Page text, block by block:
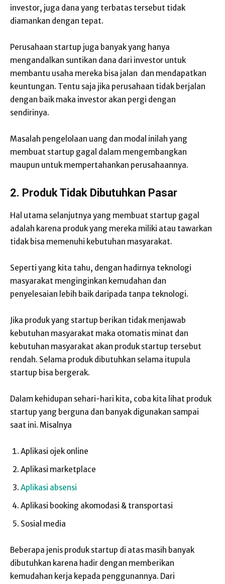
investor, juga dana yang terbatas tersebut tidak
diamankan dengan tepat.
Perusahaan startup juga banyak yang hanya
mengandalkan suntikan dana dari investor untuk
membantu usaha mereka bisa jalan dan mendapatkan
keuntungan. Tentu saja jika perusahaan tidak berjalan
dengan baik maka investor akan pergi dengan
sendirinya.
Masalah pengelolaan uang dan modal inilah yang
membuat startup gagal dalam mengembangkan
maupun untuk mempertahankan perusahaannya.
2. Produk Tidak Dibutuhkan Pasar
Hal utama selanjutnya yang membuat startup gagal
adalah karena produk yang mereka miliki atau tawarkan
tidak bisa memenuhi kebutuhan masyarakat.
Seperti yang kita tahu, dengan hadirnya teknologi
masyarakat menginginkan kemudahan dan
penyelesaian lebih baik daripada tanpa teknologi.
Jika produk yang startup berikan tidak menjawab
kebutuhan masyarakat maka otomatis minat dan
kebutuhan masyarakat akan produk startup tersebut
rendah. Selama produk dibutuhkan selama itupula
startup bisa bergerak.
Dalam kehidupan sehari-hari kita, coba kita lihat produk
startup yang berguna dan banyak digunakan sampai
saat ini. Misalnya
Aplikasi ojek online
Aplikasi marketplace
Aplikasi absensi
Aplikasi booking akomodasi & transportasi
Sosial media
Beberapa jenis produk startup di atas masih banyak
dibutuhkan karena hadir dengan memberikan
kemudahan kerja kepada penggunannya. Dari